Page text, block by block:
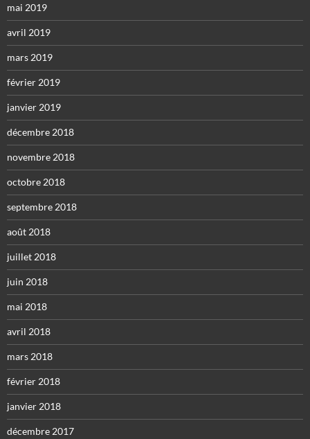
mai 2019
avril 2019
mars 2019
février 2019
janvier 2019
décembre 2018
novembre 2018
octobre 2018
septembre 2018
août 2018
juillet 2018
juin 2018
mai 2018
avril 2018
mars 2018
février 2018
janvier 2018
décembre 2017